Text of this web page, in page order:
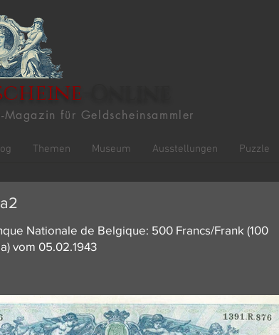
Magazin für Geldscheinsammler
Themen Museum Ausstellungen Puzzle
Nationale de Belgique: 500 Francs/Frank (100
vom 05.02.1943